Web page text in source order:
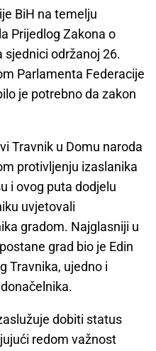
BiH na temelju
Prijedlog Zakona o
sjednici održanoj 26.
Parlamenta Federacije
je potrebno da zakon
Travnik u Domu naroda
protivljenju izaslanika
i ovog puta dodjelu
uvjetovali
gradom. Najglasniji u
grad bio je Edin
Travnika, ujedno i
dobiti status
redom važnost